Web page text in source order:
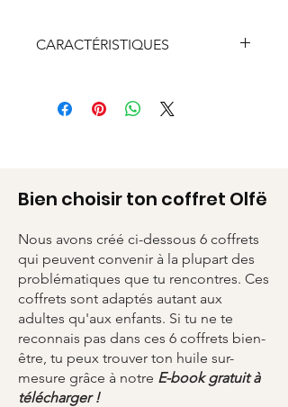
CARACTÉRISTIQUES
Contenance 2 ml
Bien choisir ton coffret Olfë
Nous avons créé ci-dessous 6 coffrets
qui peuvent convenir à la plupart des
problématiques que tu rencontres. Ces
coffrets sont adaptés autant aux
adultes qu'aux enfants. Si tu ne te
reconnais pas dans ces 6 coffrets bien-
être, tu peux trouver ton huile sur-
mesure grâce à notre E-book gratuit à
télécharger !